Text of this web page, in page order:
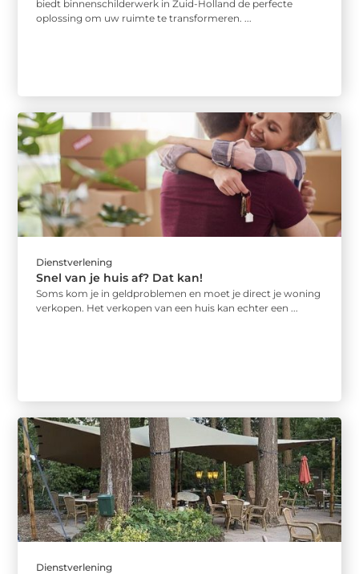
biedt binnenschilderwerk in Zuid-Holland de perfecte
oplossing om uw ruimte te transformeren. ...
Dienstverlening
Snel van je huis af? Dat kan!
Soms kom je in geldproblemen en moet je direct je woning
verkopen. Het verkopen van een huis kan echter een ...
Dienstverlening